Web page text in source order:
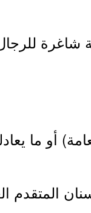
أو ما
المتقدم